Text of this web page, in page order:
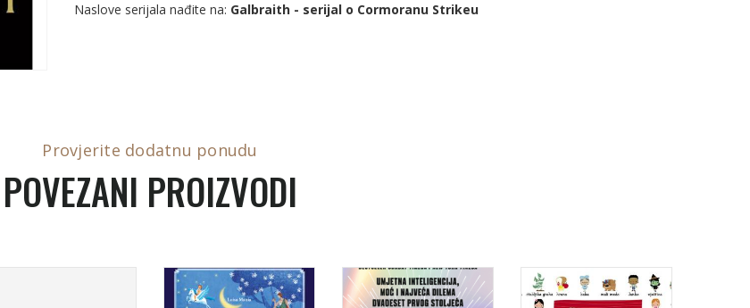
Naslove serijala nađite na: Galbraith - serijal o Cormoranu Strikeu
Provjerite dodatnu ponudu
POVEZANI PROIZVODI